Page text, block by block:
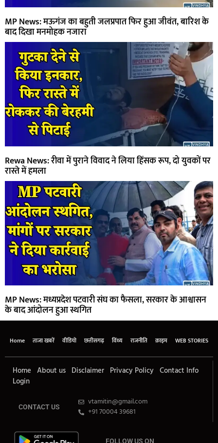
MP News: मऊगंज का बहुती जलप्रपात फिर हुआ जीवंत, बारिश के
बाद दिखा मनमोहक नजारा
Rewa News: रीवा में पुराने विवाद ने लिया हिंसक रूप, दो युवकों पर
रास्ते में हमला
MP News: मध्यप्रदेश पटवारी संघ का फैसला, सरकार के आश्वासन
के बाद आंदोलन हुआ स्थगित
Home ताजा खबरें वीडियो छत्तीसगढ़ विंध्य राजनीति क्राइम WEB STORIES
Home About us Disclaimer Privacy Policy Contact Info
Login
CONTACT US
vtamitin@gmail.com
+91 70004 39681
FOLLOW US ON